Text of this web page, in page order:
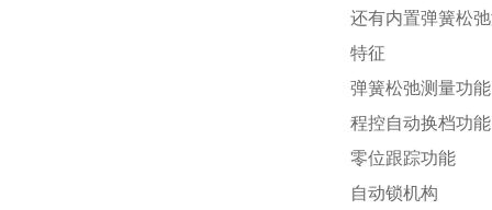
还有内置弹簧松
特征
弹簧松弛测量功能
程控自动换档功能
零位跟踪功能
自动锁机构